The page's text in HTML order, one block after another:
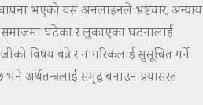
भएको यस अनलाइनले भ्रष्टचार, अन्याय
समाजमा घटेका र लुकाएका घटनालाई
विषय बन्ने र नागरिकलाई सुसूचित गर्ने
अर्थतन्त्रलाई समृद्ध बनाउन प्रयासरत